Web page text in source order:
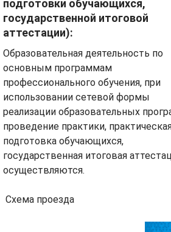
подготовки обучающихся,
государственной итоговой
аттестации):
Образовательная деятельность по
основным программам
профессионального обучения, при
использовании сетевой формы
реализации образовательных
проведение практики,
подготовка обучающихся,
государственная итоговая
осуществляются.
Схема проезда